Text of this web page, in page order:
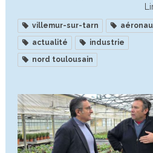
villemur-sur-tarn
actualité
industrie
nord toulousain